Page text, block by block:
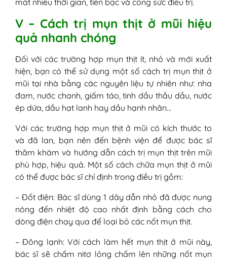
mất nhiều thời gian, tiền bạc và công sức điều trị.
V – Cách trị mụn thịt ở mũi hiệu
quả nhanh chóng
Đối với các trường hợp mụn thịt ít, nhỏ và mới xuất
hiện, bạn có thể sử dụng một số cách trị mụn thịt ở
mũi tại nhà bằng các nguyên liệu tự nhiên như: nha
đam, nước chanh, giấm táo, tinh dầu thầu dầu, nước
ép dứa, dầu hạt lanh hay dầu hạnh nhân…
Với các trường hợp mụn thịt ở mũi có kích thước to
và đã lan, bạn nên đến bệnh viện để được bác sĩ
thăm khám và hướng dẫn cách trị mụn thịt trên mũi
phù hợp, hiệu quả. Một số cách chữa mụn thịt ở mũi
có thể được bác sĩ chỉ định trong điều trị gồm:
– Đốt điện: Bác sĩ dùng 1 dây dẫn nhỏ đã được nung
nóng đến nhiệt độ cao nhất định bằng cách cho
dòng điện chạy qua để loại bỏ các nốt mụn thịt.
– Đông lạnh: Với cách làm hết mụn thịt ở mũi này,
bác sĩ sẽ chấm nitơ lỏng chấm lên những nốt mụn